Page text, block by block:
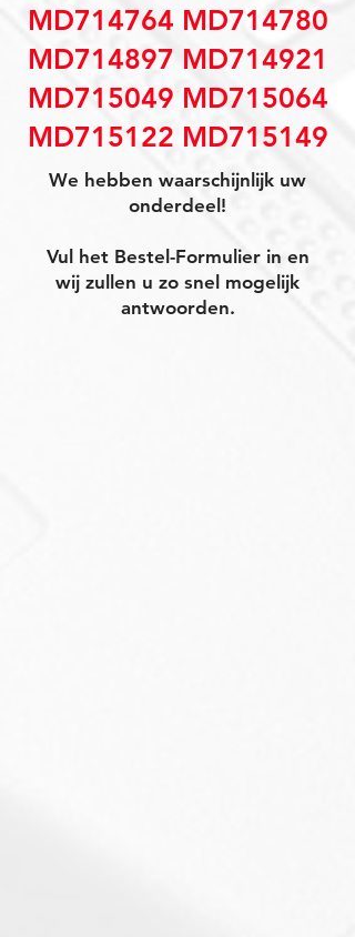
MD714764 MD714780
MD714897 MD714921
MD715049 MD715064
MD715122 MD715149
We hebben waarschijnlijk uw
onderdeel!
Vul het Bestel-Formulier in en
wij zullen u zo snel mogelijk
antwoorden.